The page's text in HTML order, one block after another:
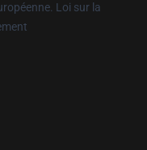
Loi sur la